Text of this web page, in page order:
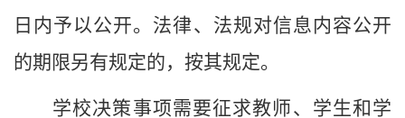
日内予以公开。法律、法规对信息内容公开
的期限另有规定的，按其规定。
学校决策事项需要征求教师、学生和学